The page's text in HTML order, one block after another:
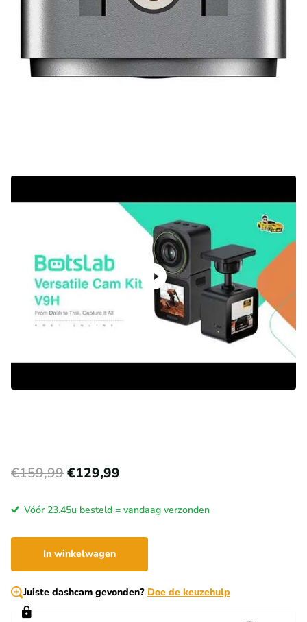
€159,99€129,99
Vóór 23.45u besteld = vandaag verzonden
In winkelwagen
Juiste dashcam gevonden? Doe de keuzehulp